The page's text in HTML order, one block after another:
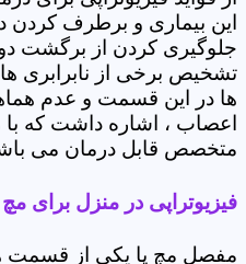
این بیماری و برطرف
جلوگیری کردن از برگشت
تشخیص برخی از نابرابری
ها در این قسمت و عدم
اعصاب ، اشاره داشت که با
متخصص قابل درمان می
فیزیوتراپی در منزل برای مچ
مفصل مچ پا یکی از قسمت